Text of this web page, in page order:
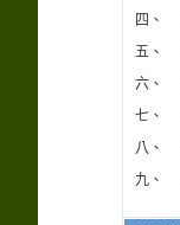
四、
五、
六、
七、
八、
九、